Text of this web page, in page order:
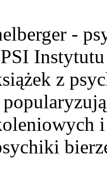
-
z